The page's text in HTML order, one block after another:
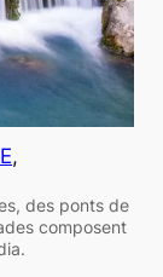
des ponts de
composent